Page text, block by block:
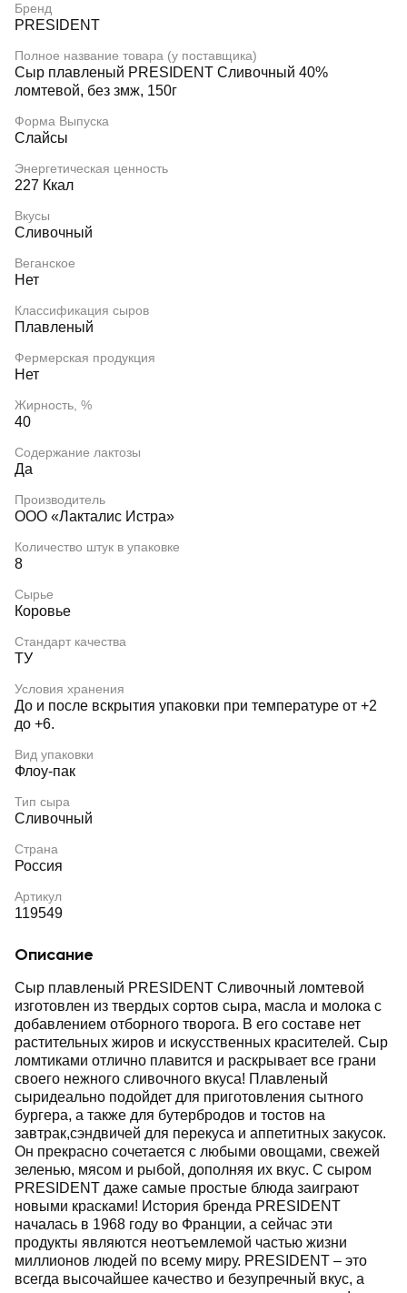
Бренд
PRESIDENT
Полное название товара (у поставщика)
Сыр плавленый PRESIDENT Сливочный 40%
ломтевой, без змж, 150г
Форма Выпуска
Слайсы
Энергетическая ценность
227 Ккал
Вкусы
Сливочный
Веганское
Нет
Классификация сыров
Плавленый
Фермерская продукция
Нет
Жирность, %
40
Содержание лактозы
Да
Производитель
ООО «Лакталис Истра»
Количество штук в упаковке
8
Сырье
Коровье
Стандарт качества
ТУ
Условия хранения
До и после вскрытия упаковки при температуре от +2
до +6.
Вид упаковки
Флоу-пак
Тип сыра
Сливочный
Страна
Россия
Артикул
119549
Описание
Сыр плавленый PRESIDENT Сливочный ломтевой
изготовлен из твердых сортов сыра, масла и молока с
добавлением отборного творога. В его составе нет
растительных жиров и искусственных красителей. Сыр
ломтиками отлично плавится и раскрывает все грани
своего нежного сливочного вкуса! Плавленый
сыридеально подойдет для приготовления сытного
бургера, а также для бутербродов и тостов на
завтрак,сэндвичей для перекуса и аппетитных закусок.
Он прекрасно сочетается с любыми овощами, свежей
зеленью, мясом и рыбой, дополняя их вкус. С сыром
PRESIDENT даже самые простые блюда заиграют
новыми красками! История бренда PRESIDENT
началась в 1968 году во Франции, а сейчас эти
продукты являются неотъемлемой частью жизни
миллионов людей по всему миру. PRESIDENT ‒ это
всегда высочайшее качество и безупречный вкус, а